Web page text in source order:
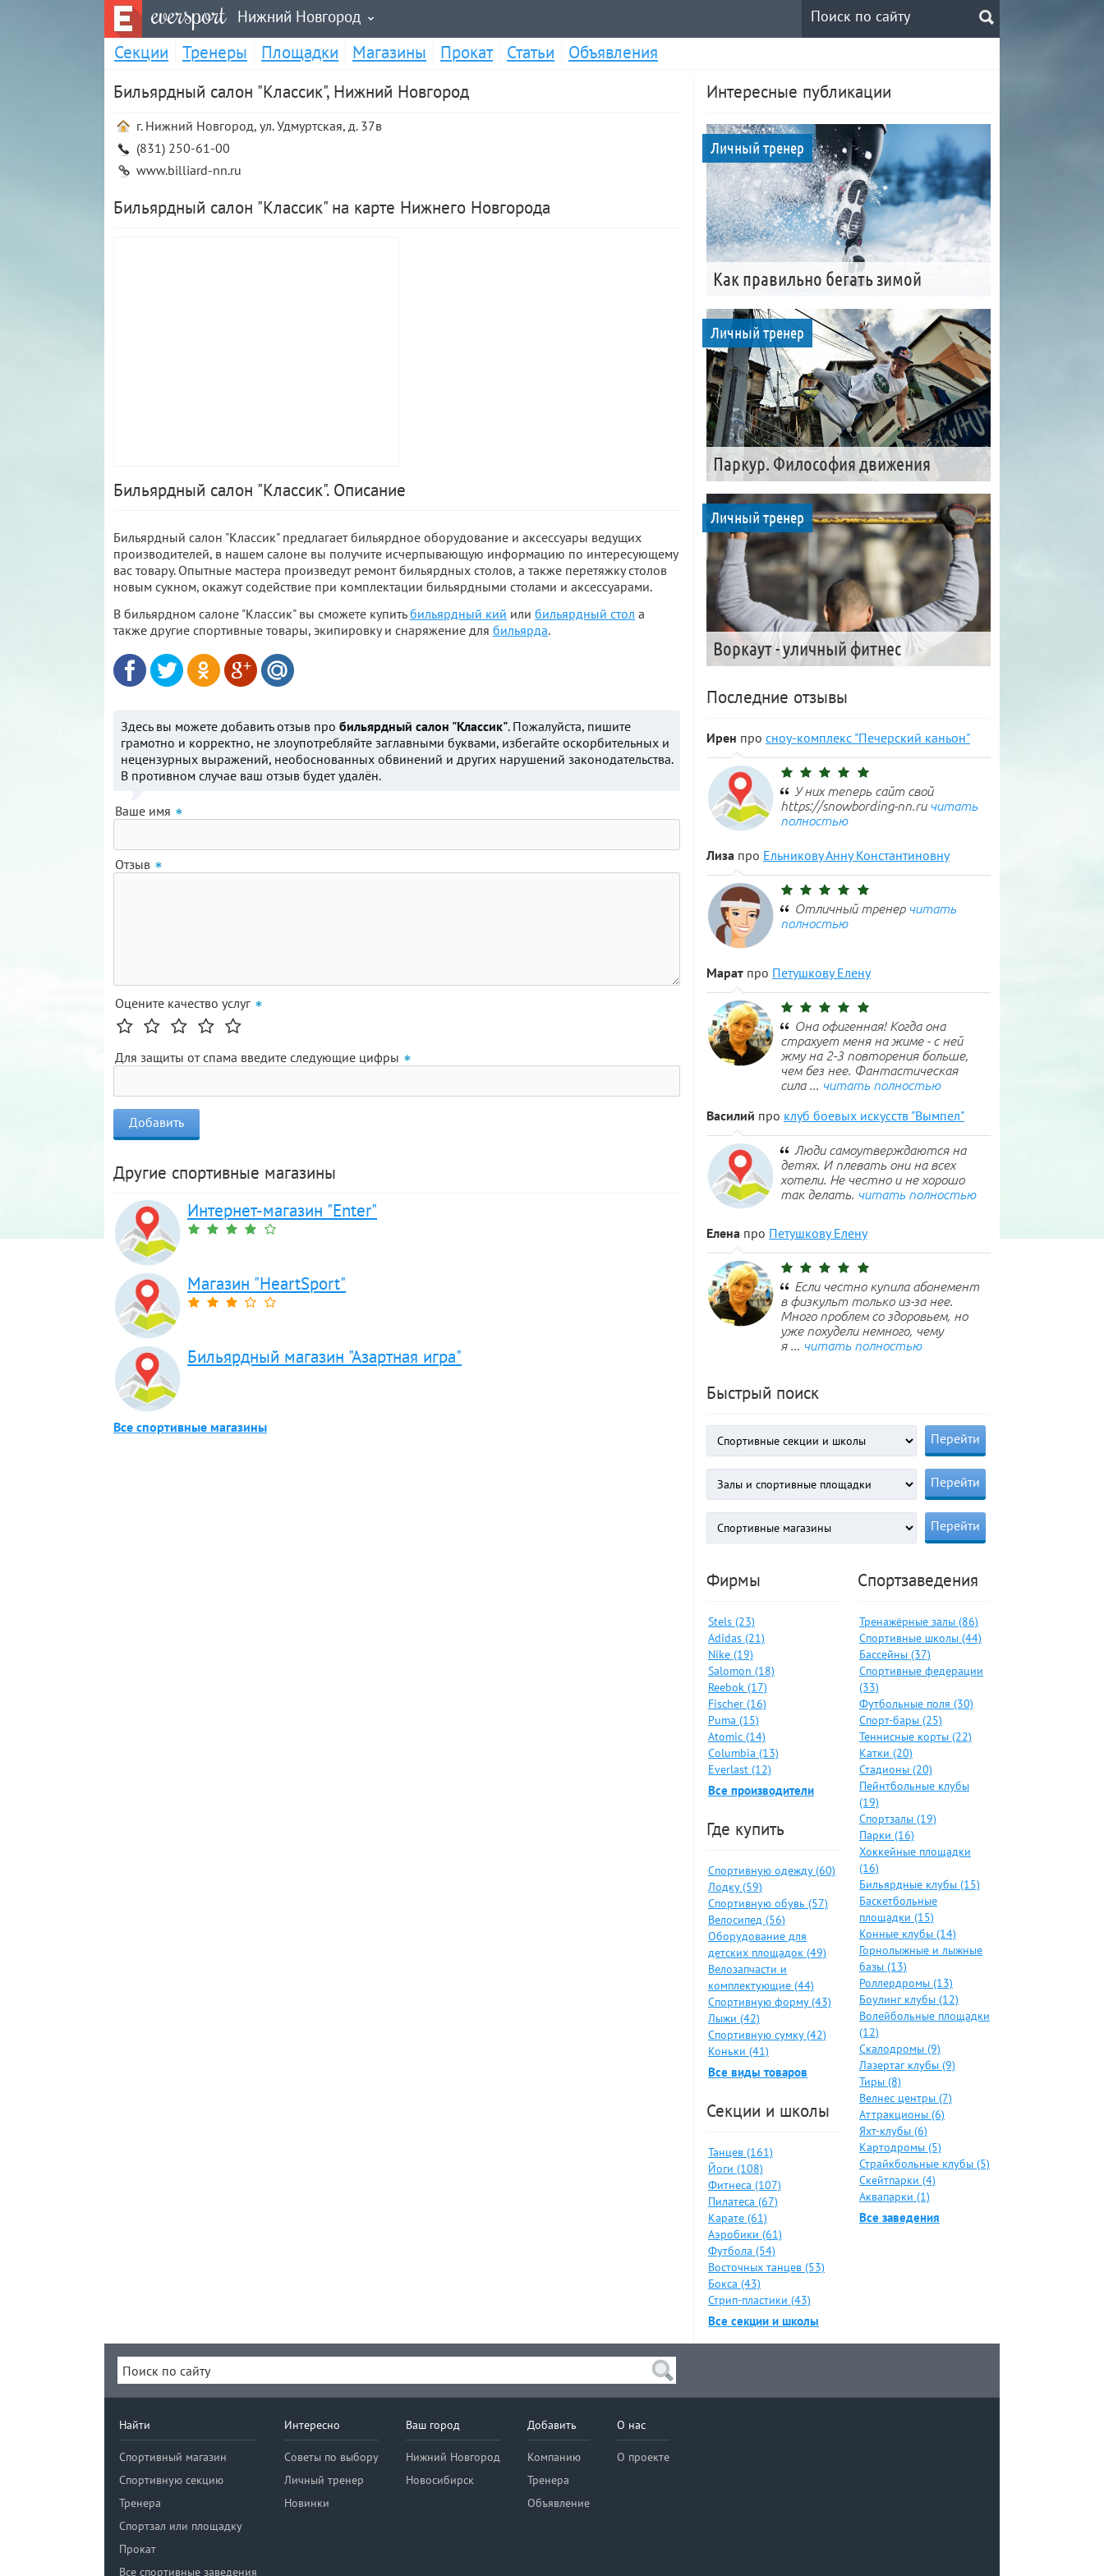
eversport Нижний Новгород
Секции Тренеры Площадки Магазины Прокат Статьи
Объявления
Бильярдный салон "Классик", Нижний Новгород
г. Нижний Новгород, ул. Удмуртская, д. 37в
(831) 250-61-00
www.billiard-nn.ru
Бильярдный салон "Классик" на карте Нижнего Новгорода
Бильярдный салон "Классик". Описание
Бильярдный салон "Классик" предлагает бильярдное оборудование и аксессуары ведущих
производителей, в нашем салоне вы получите исчерпывающую информацию по интересующему
вас товару. Опытные мастера произведут ремонт бильярдных столов, а также перетяжку столов
новым сукном, окажут содействие при комплектации бильярдными столами и аксессуарами.
В бильярдном салоне "Классик" вы сможете купитьбильярдный кий или бильярдный стол а
также другие спортивные товары, экипировку и снаряжение для бильярда.
Здесь вы можете добавить отзыв про бильярдный салон "Классик". Пожалуйста, пишите
грамотно и корректно, не злоупотребляйте заглавными буквами, избегайте оскорбительных и
нецензурных выражений, необоснованных обвинений и других нарушений законодательства.
В противном случае ваш отзыв будет удалён.
Ваше имя
Отзыв
Оцените качество услуг
Для защиты от спама введите следующие цифры
Другие спортивные магазины
Интернет-магазин "Enter"
Магазин "HeartSport"
Бильярдный магазин "Азартная игра"
Все спортивные магазины
Интересные публикации
Личный тренер
Как правильно бегать зимой
Личный тренер
Паркур. Философия движения
Личный тренер
Воркаут - уличный фитнес
Последние отзывы
Ирен про сноу-комплекс "Печерский каньон"
У них теперь сайт свой
https://snowbording-nn.ru читать
полностью
Лиза про Ельникову Анну Константиновну
Отличный тренер читать
полностью
Марат про Петушкову Елену
Она офигенная! Когда она
страхует меня на жиме - с ней
жму на 2-3 повторения больше,
чем без нее. Фантастическая
сила ... читать полностью
Василий про клуб боевых искусств "Вымпел"
Люди самоутверждаются на
детях. И плевать они на всех
хотели. Не честно и не хорошо
так делать. читать полностью
Елена про Петушкову Елену
Если честно купила абонемент
в физкульт только из-за нее.
Много проблем со здоровьем, но
уже похудели немного, чему
я ... читать полностью
Быстрый поиск
Фирмы
Stels (23)
Adidas (21)
Nike (19)
Salomon (18)
Reebok (17)
Fischer (16)
Puma (15)
Atomic (14)
Columbia (13)
Everlast (12)
Все производители
Где купить
Спортивную одежду (60)
Лодку (59)
Спортивную обувь (57)
Велосипед (56)
Оборудование для
детских площадок (49)
Велозапчасти и
комплектующие (44)
Спортивную форму (43)
Лыжи (42)
Спортивную сумку (42)
Коньки (41)
Все виды товаров
Секции и школы
Танцев (161)
Йоги (108)
Фитнеса (107)
Пилатеса (67)
Карате (61)
Аэробики (61)
Футбола (54)
Восточных танцев (53)
Бокса (43)
Стрип-пластики (43)
Все секции и школы
Спортзаведения
Тренажёрные залы (86)
Спортивные школы (44)
Бассейны (37)
Спортивные федерации
(33)
Футбольные поля (30)
Спорт-бары (25)
Теннисные корты (22)
Катки (20)
Стадионы (20)
Пейнтбольные клубы
(19)
Спортзалы (19)
Парки (16)
Хоккейные площадки
(16)
Бильярдные клубы (15)
Баскетбольные
площадки (15)
Конные клубы (14)
Горнолыжные и лыжные
базы (13)
Роллердромы (13)
Боулинг клубы (12)
Волейбольные площадки
(12)
Скалодромы (9)
Лазертаг клубы (9)
Тиры (8)
Велнес центры (7)
Аттракционы (6)
Яхт-клубы (6)
Картодромы (5)
Страйкбольные клубы (5)
Скейтпарки (4)
Аквапарки (1)
Все заведения
Найти
Спортивный магазин
Спортивную секцию
Тренера
Спортзал или площадку
Прокат
Все спортивные заведения
Интересно
Советы по выбору
Личный тренер
Новинки
Ваш город
Нижний Новгород
Новосибирск
Добавить
Компанию
Тренера
Объявление
О нас
О проекте